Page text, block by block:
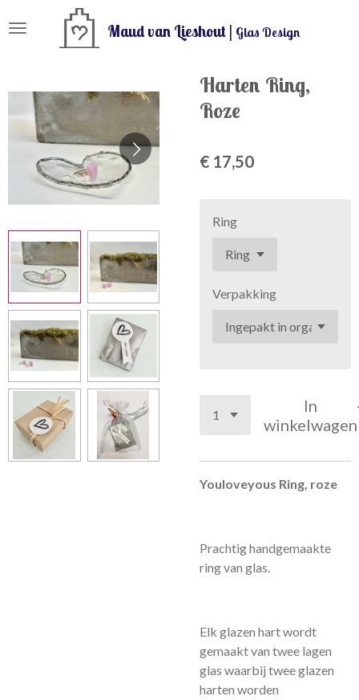
direct
hoofdinhoud
Maud van Lieshout | Glas Design
Harten Ring,
Roze
€ 17,50
Ring
Verpakking
In
winkelwagen
Youloveyous Ring, roze
Prachtig handgemaakte
ring van glas.
Elk glazen hart wordt
gemaakt van twee lagen
glas waarbij twee glazen
harten worden